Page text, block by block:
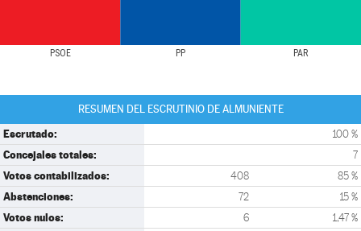
PSOE PP PAR
RESUMEN DEL ESCRUTINIO DE ALMUNIENTE
Escrutado: 100 %
Concejales totales: 7
Votos contabilizados: 408 85 %
Abstenciones: 72 15 %
Votos nulos: 6 1,47 %